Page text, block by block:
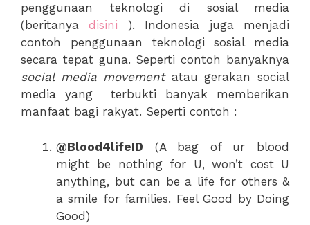
penggunaan teknologi di sosial media
(beritanyadisini ). Indonesia juga menjadi
contoh penggunaan teknologi sosial media
secara tepat guna. Seperti contoh banyaknya
social media movementatau gerakan social
media yang terbukti banyak memberikan
manfaat bagi rakyat. Seperti contoh :
@Blood4lifeID (A bag of ur blood
might be nothing for U, won’t cost U
anything, but can be a life for others &
a smile for families. Feel Good by Doing
Good)